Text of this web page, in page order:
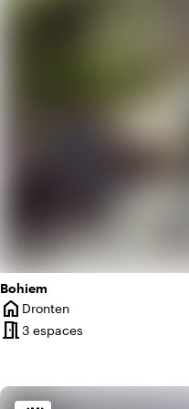
Bohiem
home
Ville
Dronten
meeting_room3 espaces